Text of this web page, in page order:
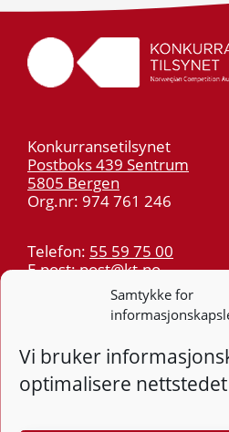
Samtykke for
Vi bruker
optimalisere
Konkurransetilsynet
Postboks 439 Sentrum
5805 Bergen
Org.nr: 974 761 246
Telefon: 55 59 75 00
E-post:post@kt.no
Nyhetsvarsel >>